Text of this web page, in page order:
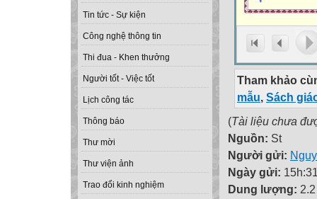
Tin tức - Sự kiện
Công nghệ thông tin
Thi đua - Khen thưởng
Người tốt - Việc tốt
Lịch công tác
Thông báo
Thư mời
Thư viện ảnh
Trao đổi kinh nghiệm
Tham khảo
mẫu, Sách
(Tài liệu chưa
Nguồn: St
Người gửi:
Ngày gửi:
Dung lượng: